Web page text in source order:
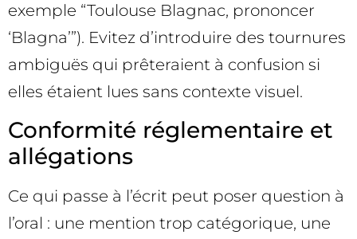
exemple “Toulouse Blagnac, prononcer
‘Blagna’”). Evitez d’introduire des tournures
ambiguës qui prêteraient à confusion si
elles étaient lues sans contexte visuel.
Conformité réglementaire et
allégations
Ce qui passe à l’écrit peut poser question à
l’oral : une mention trop catégorique, une